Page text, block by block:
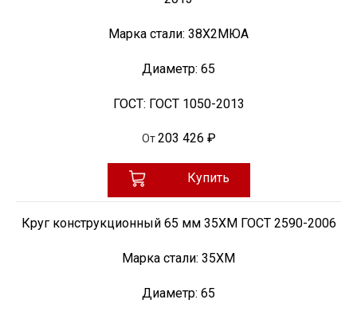
Марка стали: 38Х2МЮА
Диаметр: 65
ГОСТ: ГОСТ 1050-2013
От 203 426 ₽
Купить
Круг конструкционный 65 мм 35ХМ ГОСТ 2590-2006
Марка стали: 35ХМ
Диаметр: 65